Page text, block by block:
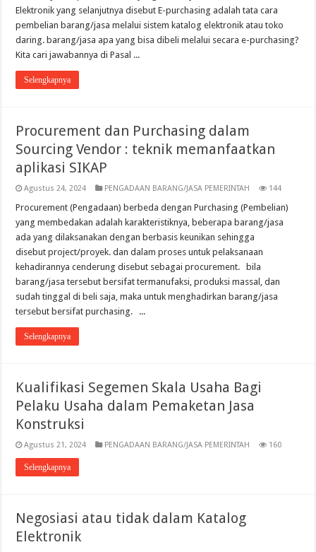
Elektronik yang selanjutnya disebut E-purchasing adalah tata cara
pembelian barang/jasa melalui sistem katalog elektronik atau toko
daring. barang/jasa apa yang bisa dibeli melalui secara e-purchasing?
Kita cari jawabannya di Pasal ...
Selengkapnya
Procurement dan Purchasing dalam
Sourcing Vendor : teknik memanfaatkan
aplikasi SIKAP
Agustus 24, 2024 PENGADAAN BARANG/JASA PEMERINTAH 144
Procurement (Pengadaan) berbeda dengan Purchasing (Pembelian)
yang membedakan adalah karakteristiknya, beberapa barang/jasa
ada yang dilaksanakan dengan berbasis keunikan sehingga
disebut project/proyek. dan dalam proses untuk pelaksanaan
kehadirannya cenderung disebut sebagai procurement. bila
barang/jasa tersebut bersifat termanufaksi, produksi massal, dan
sudah tinggal di beli saja, maka untuk menghadirkan barang/jasa
tersebut bersifat purchasing. ...
Selengkapnya
Kualifikasi Segemen Skala Usaha Bagi
Pelaku Usaha dalam Pemaketan Jasa
Konstruksi
Agustus 21, 2024 PENGADAAN BARANG/JASA PEMERINTAH 160
Selengkapnya
Negosiasi atau tidak dalam Katalog
Elektronik